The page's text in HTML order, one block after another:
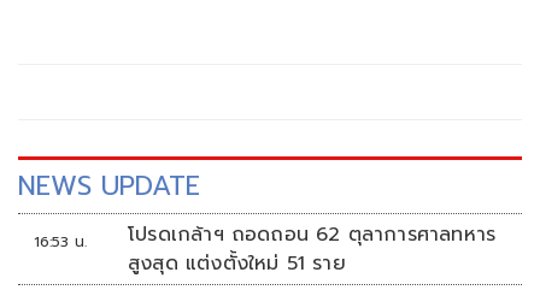
NEWS UPDATE
16:53 น.
โปรดเกล้าฯ ถอดถอน 62 ตุลาการศาลทหาร
สูงสุด แต่งตั้งใหม่ 51 ราย